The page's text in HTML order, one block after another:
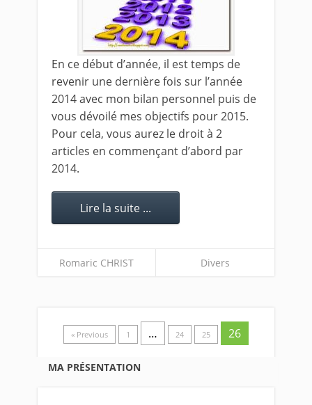
En ce début d’année, il est temps de
revenir une dernière fois sur l’année
2014 avec mon bilan personnel puis de
vous dévoilé mes objectifs pour 2015.
Pour cela, vous aurez le droit à 2
articles en commençant d’abord par
2014.
Lire la suite ...
Romaric CHRIST Divers
« Previous 1 … 24 25 26
MA PRÉSENTATION